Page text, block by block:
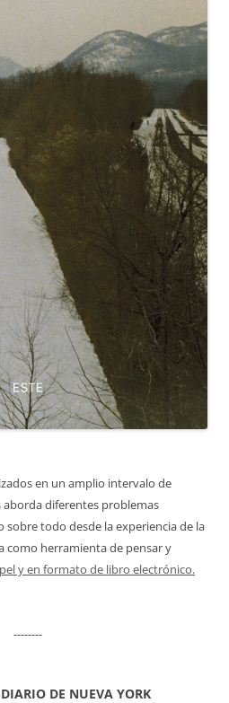
en un amplio intervalo de
diferentes problemas
sobre todo desde la experiencia de la
como herramienta de pensar y
y en formato de libro electrónico.
--------
DE NUEVA YORK